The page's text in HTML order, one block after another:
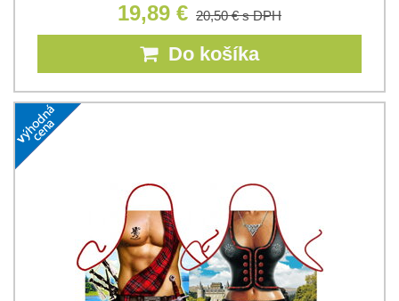
19,89 € 20,50 €s DPH
Do košíka